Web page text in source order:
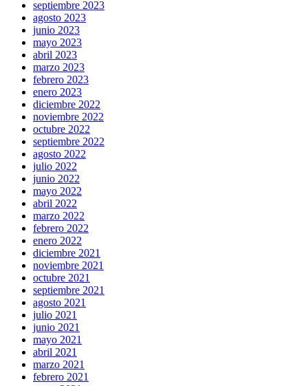
septiembre 2023
agosto 2023
junio 2023
mayo 2023
abril 2023
marzo 2023
febrero 2023
enero 2023
diciembre 2022
noviembre 2022
octubre 2022
septiembre 2022
agosto 2022
julio 2022
junio 2022
mayo 2022
abril 2022
marzo 2022
febrero 2022
enero 2022
diciembre 2021
noviembre 2021
octubre 2021
septiembre 2021
agosto 2021
julio 2021
junio 2021
mayo 2021
abril 2021
marzo 2021
febrero 2021